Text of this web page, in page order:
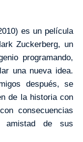
es un película
Zuckerberg, un
programando,
una nueva idea.
después, se
de la historia con
consecuencias
amistad de sus